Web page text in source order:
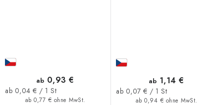
ab 0,77 € ohne MwSt.
ab 0,93 €
Verkaufspreis:
ab 0,04 € / 1 St
ab 0,94 € ohne MwSt.
ab 1,14 €
Verkaufspreis:
ab 0,07 € / 1 St